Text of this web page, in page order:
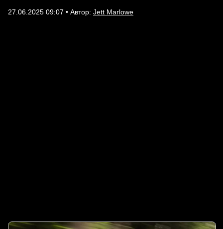
27.06.2025 09:07 • Автор: Jett Marlowe